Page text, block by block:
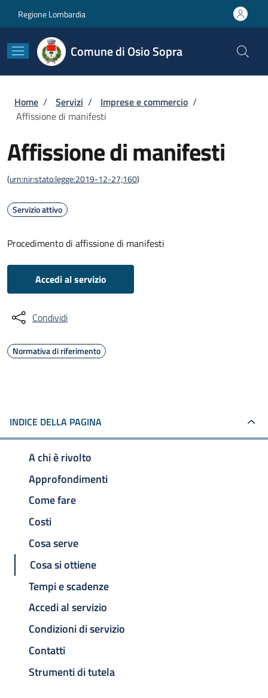
Regione Lombardia
Comune di Osio Sopra
Briciole di pane
Home / Servizi / Imprese e commercio /
Affissione di manifesti
Affissione di manifesti
(urn:nir:stato:legge:2019-12-27;160)
Servizio attivo
Procedimento di affissione di manifesti
Accedi al servizio
Condividi
Normativa di riferimento
INDICE DELLA PAGINA
A chi è rivolto
Approfondimenti
Come fare
Costi
Cosa serve
Cosa si ottiene
Tempi e scadenze
Accedi al servizio
Condizioni di servizio
Contatti
Strumenti di tutela